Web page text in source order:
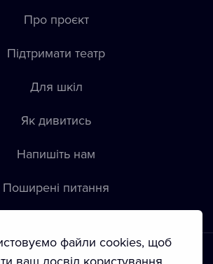
Про проєкт
Підтримати театр
Для шкіл
Як дивитись
Напишіть нам
Пoширені питання
файли cookies, щоб